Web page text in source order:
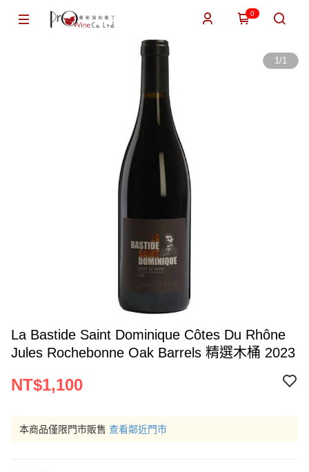
0
1/1
La Bastide Saint Dominique Côtes Du Rhône
Jules Rochebonne Oak Barrels 精選木桶 2023
NT$1,100
本商品僅限門市販售 查看鄰近門市